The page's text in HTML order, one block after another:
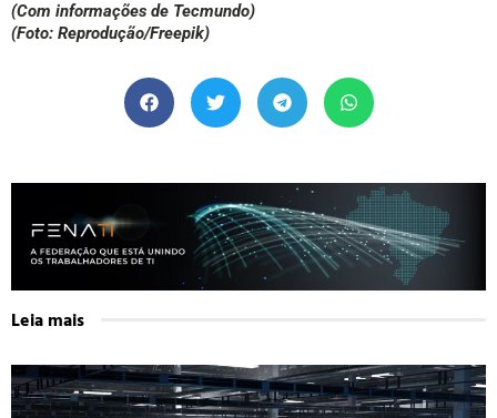
(Com informações de Tecmundo)
(Foto: Reprodução/Freepik)
Leia mais